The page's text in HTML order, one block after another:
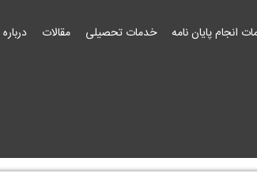
انجام پایان نامه خدمات تحصیلی مقالات